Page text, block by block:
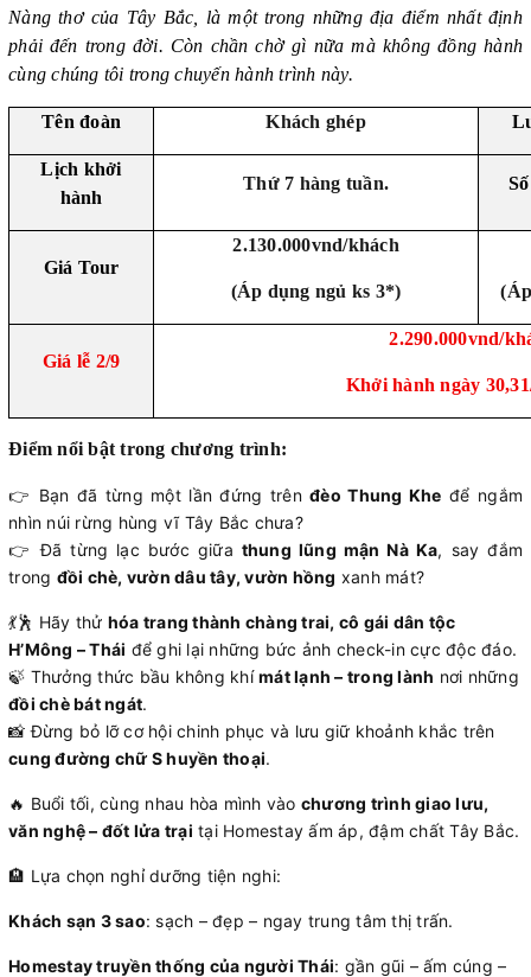
Nàng thơ của Tây Bắc, là một trong những địa điểm nhất định
phải đến trong đời. Còn chần chờ gì nữa mà không đồng hành
cùng chúng tôi trong chuyến hành trình này.
Tên đoàn Khách ghép
Lịch khởi
hành
Thứ 7 hàng tuần.
Giá Tour
2.130.000vnd/khách
(Áp dụng ngủ ks 3*)
Giá lễ 2/9
2.290.000vnd/
Khởi hành ngày
Điểm nổi bật trong chương trình:
👉 Bạn đã từng một lần đứng trênđèo Thung Khe để ngắm
nhìn núi rừng hùng vĩ Tây Bắc chưa?
👉 Đã từng lạc bước giữa thung lũng mận Nà Ka, say đắm
trong đồi chè, vườn dâu tây, vườn hồng xanh mát?
💃🕺 Hãy thử hóa trang thành chàng trai, cô gái dân tộc
H’Mông – Thái để ghi lại những bức ảnh check-in cực độc đáo.
🍃 Thưởng thức bầu không khímát lạnh – trong lành nơi những
đồi chè bát ngát.
📸 Đừng bỏ lỡ cơ hội chinh phục và lưu giữ khoảnh khắc trên
cung đường chữ S huyền thoại.
🔥 Buổi tối, cùng nhau hòa mình vào chương trình giao lưu,
văn nghệ – đốt lửa trại tại Homestay ấm áp, đậm chất Tây Bắc.
🏨 Lựa chọn nghỉ dưỡng tiện nghi:
Khách sạn 3 sao: sạch – đẹp – ngay trung tâm thị trấn.
Homestay truyền thống của người Thái: gần gũi – ấm cúng –